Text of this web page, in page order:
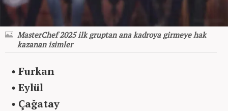
MasterChef 2025 ilk gruptan ana kadroya girmeye hak
kazanan isimler
• Furkan
• Eylül
• Çağatay